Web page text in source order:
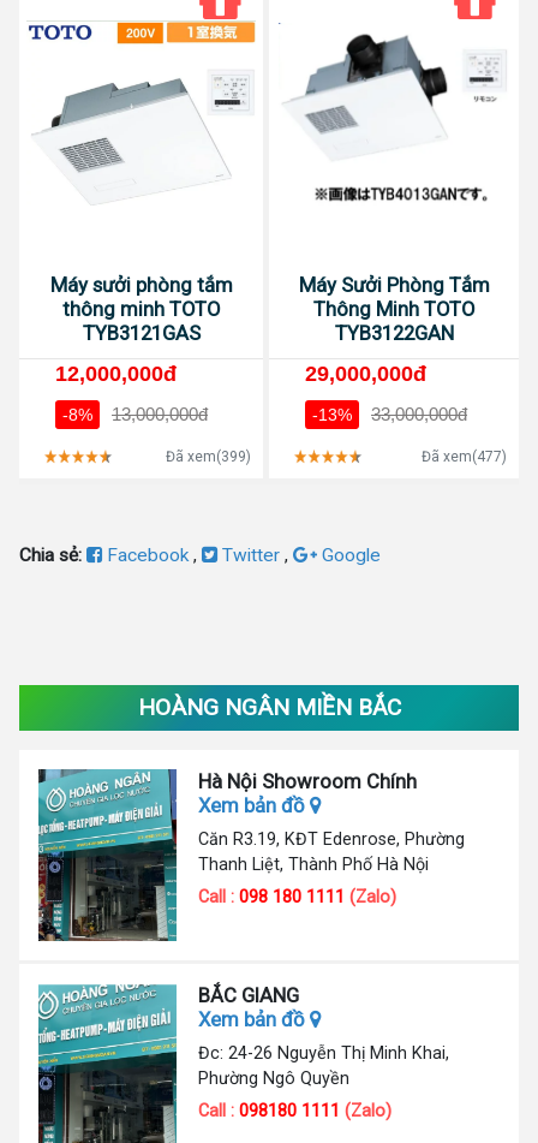
Máy sưởi phòng tắm
thông minh TOTO
TYB3121GAS
12,000,000đ
-8% 13,000,000đ
Đã xem(399)
Máy Sưởi Phòng Tắm
Thông Minh TOTO
TYB3122GAN
29,000,000đ
-13% 33,000,000đ
Đã xem(477)
Chia sẻ: Facebook, Twitter , Google
HOÀNG NGÂN MIỀN BẮC
Hà Nội Showroom Chính
Xem bản đồ
Căn R3.19, KĐT Edenrose, Phường
Thanh Liệt, Thành Phố Hà Nội
Call :098 180 1111 (Zalo)
BẮC GIANG
Xem bản đồ
Đc: 24-26 Nguyễn Thị Minh Khai,
Phường Ngô Quyền
Call :098180 1111 (Zalo)